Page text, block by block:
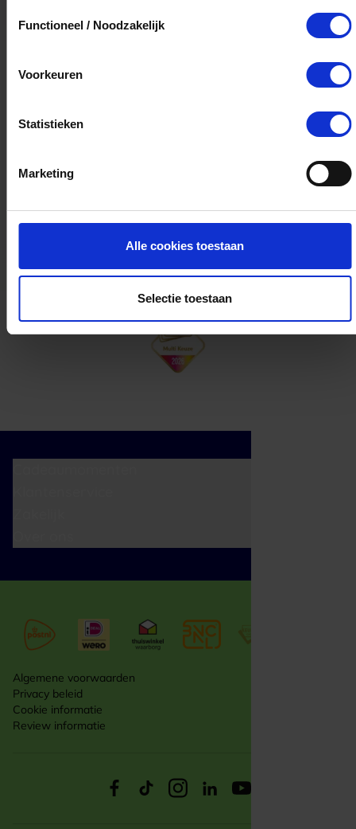
Functioneel / Noodzakelijk
Voorkeuren
Statistieken
Marketing
Alle cookies toestaan
Selectie toestaan
cadeaukaart in delen uitgeven.
Algemene voorwaarden
Privacy beleid
Cookie informatie
Review informatie